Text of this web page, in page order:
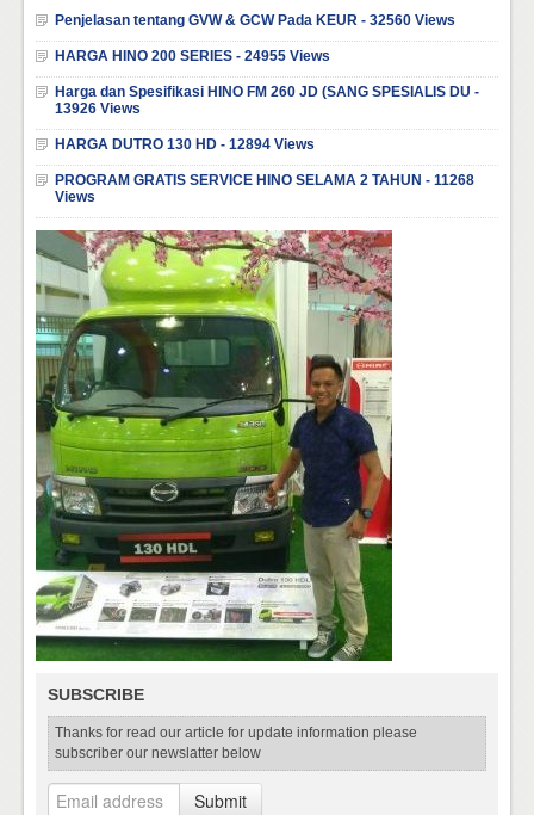
Penjelasan tentang GVW & GCW Pada KEUR - 32560 Views
HARGA HINO 200 SERIES - 24955 Views
Harga dan Spesifikasi HINO FM 260 JD (SANG SPESIALIS DU -
13926 Views
HARGA DUTRO 130 HD - 12894 Views
PROGRAM GRATIS SERVICE HINO SELAMA 2 TAHUN - 11268
Views
SUBSCRIBE
Thanks for read our article for update information please
subscriber our newslatter below
Submit